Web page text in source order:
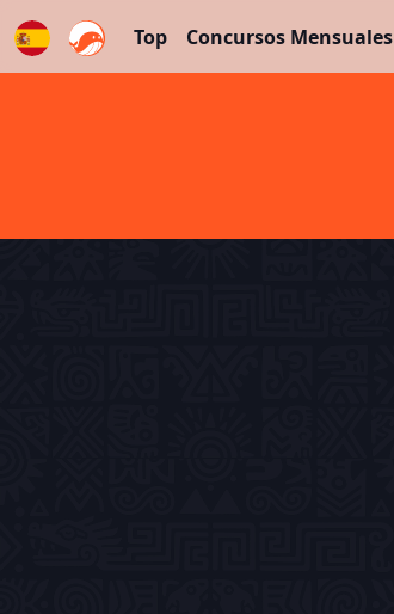
Español
Top Concursos Mensuales